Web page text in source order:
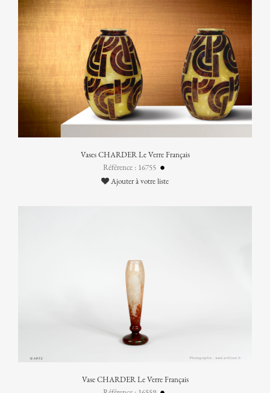
Vases CHARDER Le Verre Français
Référence : 16755
Ajouter à votre liste
Vase CHARDER Le Verre Français